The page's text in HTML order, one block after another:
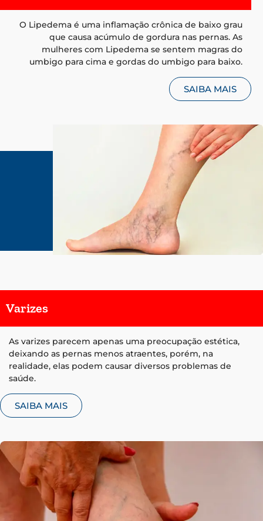
O Lipedema é uma inflamação crônica de baixo grau
que causa acúmulo de gordura nas pernas. As
mulheres com Lipedema se sentem magras do
umbigo para cima e gordas do umbigo para baixo.
SAIBA MAIS
Varizes
As varizes parecem apenas uma preocupação estética,
deixando as pernas menos atraentes, porém, na
realidade, elas podem causar diversos problemas de
saúde.
SAIBA MAIS